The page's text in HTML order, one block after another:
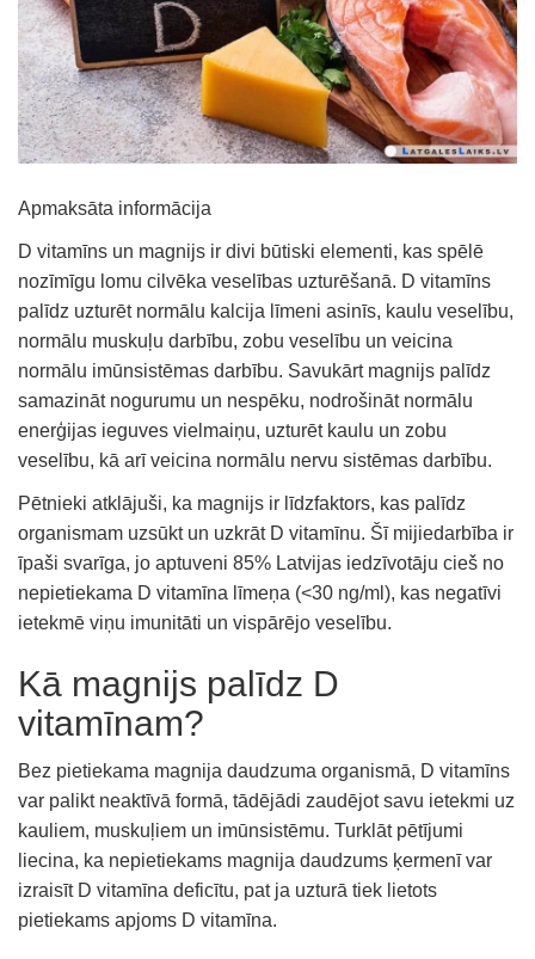
Apmaksāta informācija
D vitamīns un magnijs ir divi būtiski elementi, kas spēlē
nozīmīgu lomu cilvēka veselības uzturēšanā. D vitamīns
palīdz uzturēt normālu kalcija līmeni asinīs, kaulu veselību,
normālu muskuļu darbību, zobu veselību un veicina
normālu imūnsistēmas darbību. Savukārt magnijs palīdz
samazināt nogurumu un nespēku, nodrošināt normālu
enerģijas ieguves vielmaiņu, uzturēt kaulu un zobu
veselību, kā arī veicina normālu nervu sistēmas darbību.
Pētnieki atklājuši, ka magnijs ir līdzfaktors, kas palīdz
organismam uzsūkt un uzkrāt D vitamīnu. Šī mijiedarbība ir
īpaši svarīga, jo aptuveni 85% Latvijas iedzīvotāju cieš no
nepietiekama D vitamīna līmeņa (<30 ng/ml), kas negatīvi
ietekmē viņu imunitāti un vispārējo veselību.
Kā magnijs palīdz D
vitamīnam?
Bez pietiekama magnija daudzuma organismā, D vitamīns
var palikt neaktīvā formā, tādējādi zaudējot savu ietekmi uz
kauliem, muskuļiem un imūnsistēmu. Turklāt pētījumi
liecina, ka nepietiekams magnija daudzums ķermenī var
izraisīt D vitamīna deficītu, pat ja uzturā tiek lietots
pietiekams apjoms D vitamīna.